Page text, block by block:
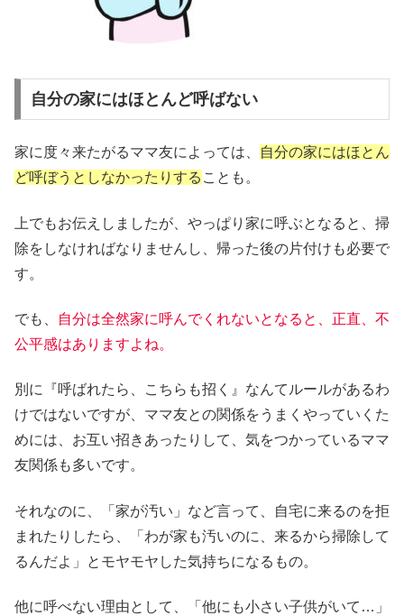
自分の家にはほとんど呼ばない
家に度々来たがるママ友によっては、
自分の家にはほとん
ど呼ぼうとしなかったりする ことも。
上でもお伝えしましたが、やっぱり家に呼ぶとなると、掃
除をしなければなりませんし、帰った後の片付けも必要で
す。
でも、
自分は全然家に呼んでくれないとなると、正直、不
公平感はありますよね。
別に『呼ばれたら、こちらも招く』なんてルールがあるわ
けではないですが、ママ友との関係をうまくやっていくた
めには、お互い招きあったりして、気をつかっているママ
友関係も多いです。
それなのに、「家が汚い」など言って、自宅に来るのを拒
まれたりしたら、「わが家も汚いのに、来るから掃除して
るんだよ」とモヤモヤした気持ちになるもの。
他に呼べない理由として、「他にも小さい子供がいて…」